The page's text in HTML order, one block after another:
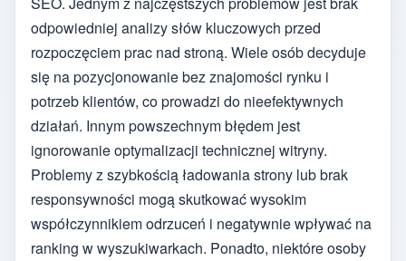
odpowiedniej analizy słów kluczowych przed
rozpoczęciem prac nad stroną. Wiele osób decyduje
się na pozycjonowanie bez znajomości rynku i
potrzeb klientów, co prowadzi do nieefektywnych
działań. Innym powszechnym błędem jest
ignorowanie optymalizacji technicznej witryny.
Problemy z szybkością ładowania strony lub brak
responsywności mogą skutkować wysokim
współczynnikiem odrzuceń i negatywnie wpływać na
ranking w wyszukiwarkach. Ponadto, niektóre osoby